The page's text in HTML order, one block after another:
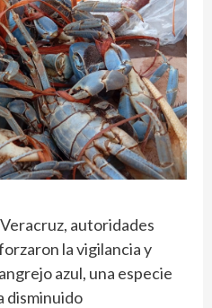
autoridades
la vigilancia y
azul, una especie
disminuido